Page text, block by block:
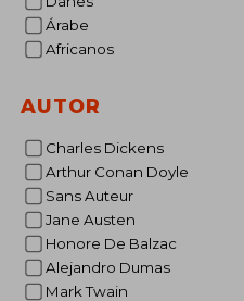
Árabe
Africanos
AUTOR
Charles Dickens
Arthur Conan Doyle
Sans Auteur
Jane Austen
Honore De Balzac
Alejandro Dumas
Mark Twain